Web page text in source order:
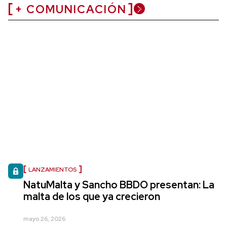
+ COMUNICACIÓN
LANZAMIENTOS
NatuMalta y Sancho BBDO presentan: La
malta de los que ya crecieron
mayo 26, 2026